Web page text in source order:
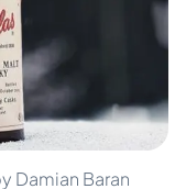
Damian Baran